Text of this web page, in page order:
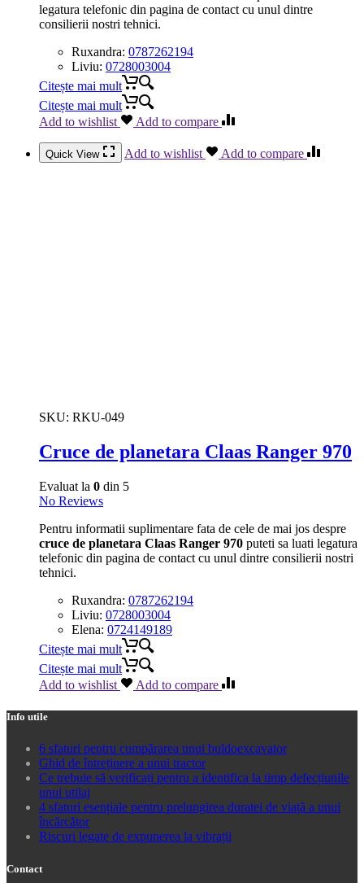
legatura telefonic din pagina de contact cu unul dintre
consilierii nostri tehnici.
Ruxandra: 0787262194
Liviu: 0728003004
Citește mai mult
Citește mai mult
Add to wishlist
Add to compare
Quick View Add to wishlist Add to compare
SKU: RKU-049
Cruce de planetara Claas Ranger 970
Evaluat la 0 din 5
No Reviews
Pentru informatii suplimentare fata de cele de mai jos despre
cruce de planetara Claas Ranger 970 puteti sa luati legatura
telefonic din pagina de contact cu unul dintre consilierii nostri
tehnici.
Ruxandra: 0787262194
Liviu: 0728003004
Elena: 0724149189
Citește mai mult
Citește mai mult
Add to wishlist
Add to compare
Info utile
6 sfaturi pentru cumpărarea unui buldoexcavator
Ghid de întreținere a unui tractor
Ce trebuie să verificați pentru a identifica la timp defecțiunile
unui utilaj
4 sfaturi esențiale pentru prelungirea duratei de viață a unui
încărcător
Riscuri legate de expunerea la vibrații
Contact